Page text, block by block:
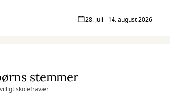
28. juli - 14. august 2026
stemmer
skolefravær